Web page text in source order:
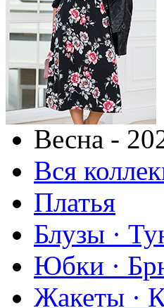
Весна -
Вся
Платья
Блузы ·
Юбки ·
Жакеты ·